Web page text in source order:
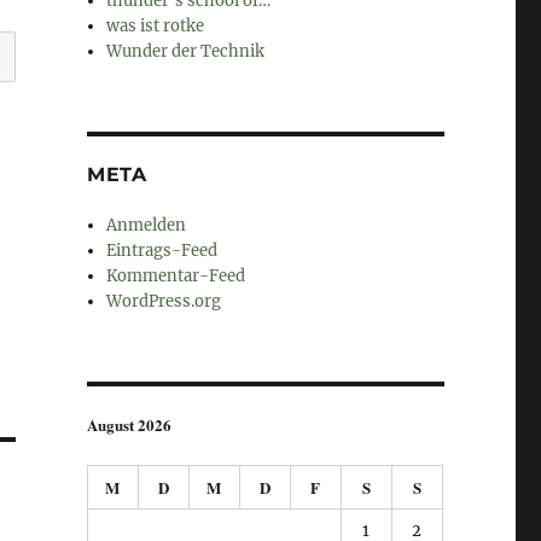
was ist rotke
Wunder der Technik
META
Anmelden
Eintrags-Feed
Kommentar-Feed
WordPress.org
August 2026
M D M D F S S
1 2